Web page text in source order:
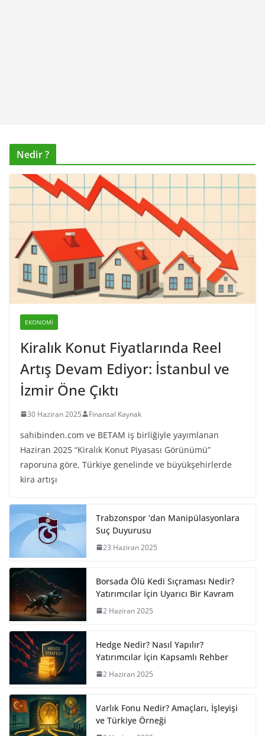
Nedir ?
EKONOMI
Kiralık Konut Fiyatlarında Reel
Artış Devam Ediyor: İstanbul ve
İzmir Öne Çıktı
30 Haziran 2025 Finansal Kaynak
sahibinden.com ve BETAM iş birliğiyle yayımlanan
Haziran 2025 “Kiralık Konut Piyasası Görünümü”
raporuna göre, Türkiye genelinde ve büyükşehirlerde
kira artışı
Trabzonspor ‘dan Manipülasyonlara
Suç Duyurusu
23 Haziran 2025
Borsada Ölü Kedi Sıçraması Nedir?
Yatırımcılar İçin Uyarıcı Bir Kavram
2 Haziran 2025
Hedge Nedir? Nasıl Yapılır?
Yatırımcılar İçin Kapsamlı Rehber
2 Haziran 2025
Varlık Fonu Nedir? Amaçları, İşleyişi
ve Türkiye Örneği